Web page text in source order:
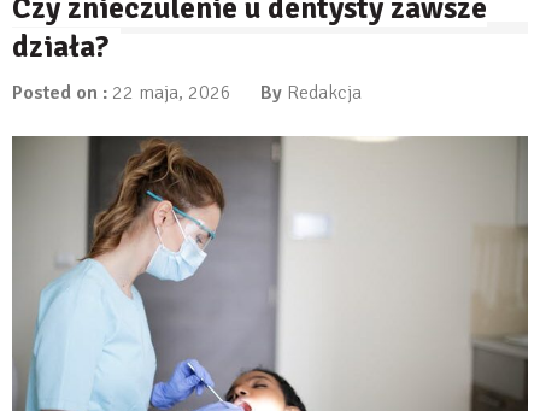
Czy znieczulenie u dentysty zawsze
działa?
Posted on : 22 maja, 2026 By Redakcja